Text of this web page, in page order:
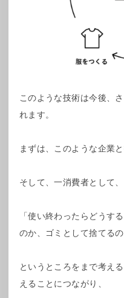
このような技術は今後、
れます。
まずは、このような企業
そして、一消費者として、
「使い終わったらどうす
のか、ゴミとして捨てるの
というところをまで考え
えることにつながり、